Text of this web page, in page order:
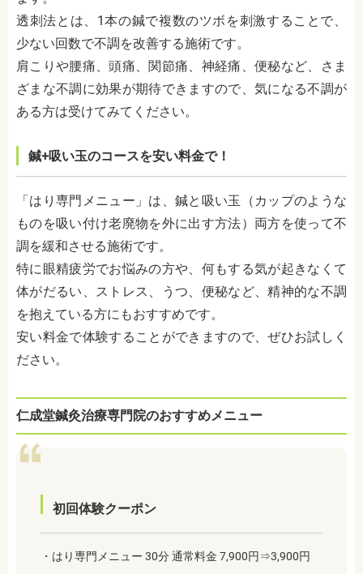
透刺法とは、1本の鍼で複数のツボを刺激することで、
少ない回数で不調を改善する施術です。
肩こりや腰痛、頭痛、関節痛、神経痛、便秘など、さま
ざまな不調に効果が期待できますので、気になる不調が
ある方は受けてみてください。
鍼+吸い玉のコースを安い料金で！
「はり専門メニュー」は、鍼と吸い玉（カップのような
ものを吸い付け老廃物を外に出す方法）両方を使って不
調を緩和させる施術です。
特に眼精疲労でお悩みの方や、何もする気が起きなくて
体がだるい、 ストレス、うつ、便秘など、精神的な不調
を抱えている方にもおすすめです。
安い料金で体験することができますので、ぜひお試しく
ださい。
仁成堂鍼灸治療専門院のおすすめメニュー
初回体験クーポン
・はり専門メニュー 30分 通常料金 7,900円⇒3,900円